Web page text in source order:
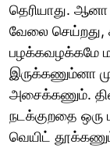
தெரியாது.
வேலை செய்றது,
பழக்கவழக்கமே
இருக்கணும்னா
அசைக்கணும்.
நடக்குறதை ஒரு
வெயிட்